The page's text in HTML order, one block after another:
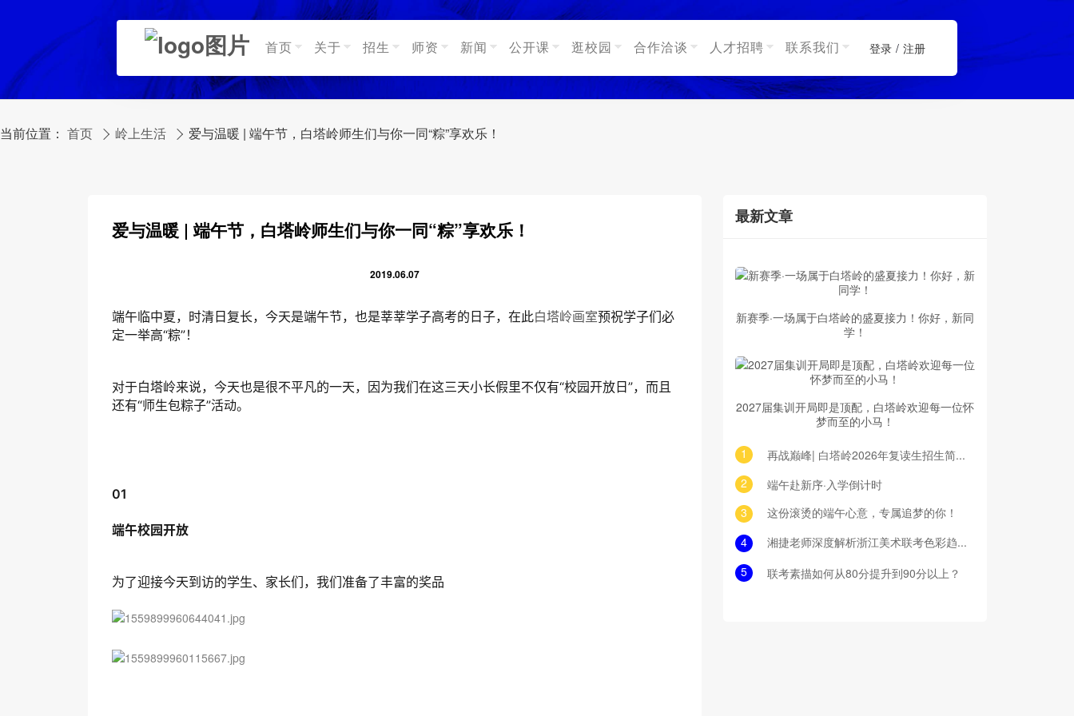
首页 关于 招生 师资 新闻 公开课 逛校园 合作洽谈 人才招聘 联系我们 登录 / 注册
当前位置： 首页 岭上生活 爱与温暖 | 端午节，白塔岭师生们与你一同“粽”享欢乐！
爱与温暖 | 端午节，白塔岭师生们与你一同“粽”享欢乐！
2019.06.07
端午临中夏，时清日复长，今天是端午节，也是莘莘学子高考的日子，在此白塔岭画室预祝学子们必
定一举高“粽”！
对于白塔岭来说，今天也是很不平凡的一天，因为我们在这三天小长假里不仅有“校园开放日”，而且
还有“师生包粽子”活动。
01
端午校园开放
为了迎接今天到访的学生、家长们，我们准备了丰富的奖品
最新文章
新赛季·一场属于白塔岭的盛夏接力！你好，新同
学！
2027届集训开局即是顶配，白塔岭欢迎每一位怀
梦而至的小马！
1 再战巅峰| 白塔岭2026年复读生招生简章！
2 端午赴新序·入学倒计时
3 这份滚烫的端午心意，专属追梦的你！
4 湘捷老师深度解析浙江美术联考色彩趋势
5 联考素描如何从80分提升到90分以上？